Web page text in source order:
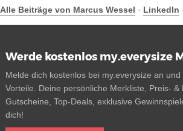
Alle Beiträge von Marcus Wessel · LinkedIn ·
Werde kostenlos my.everysize
Melde dich kostenlos bei my.everysize an
Vorteile. Deine persönliche Merkliste, Preis- &
Gutscheine, Top-Deals, exklusive
dich!